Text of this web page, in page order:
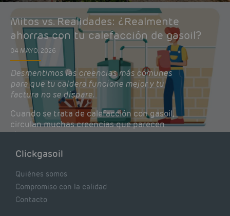
Mitos vs. Realidades: ¿Realmente
ahorras con tu calefacción de gasoil?
04 MAYO, 2026
Desmentimos las creencias más comunes
para que tu caldera funcione mejor y tu
factura no se dispare.
Cuando se trata de calefacción con gasoil,
circulan muchas creencias que parecen
lógicas pero que, en realidad, pueden estar
de tu caldera. Pocas se contrastan con lo que
Clickgasoil
Quiénes somos
Compromiso con la calidad
Contacto